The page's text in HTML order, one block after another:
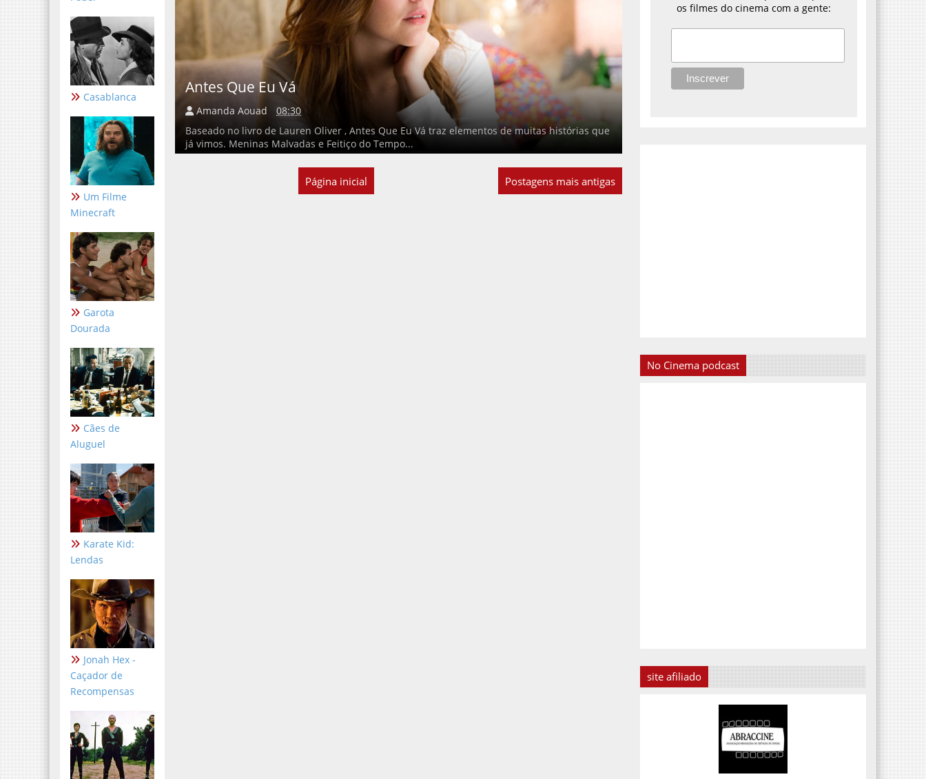
Casablanca
Um Filme
Minecraft
Garota
Dourada
Cães de
Aluguel
Karate Kid:
Lendas
Jonah Hex -
Caçador de
Recompensas
Antes Que Eu Vá
Amanda Aouad
08:30
Baseado no livro de Lauren Oliver , Antes Que Eu Vá traz elementos de muitas histórias que
já vimos. Meninas Malvadas e Feitiço do Tempo...
Postagens mais antigas
Página inicial
os filmes do cinema com a gente:
No Cinema podcast
site afiliado